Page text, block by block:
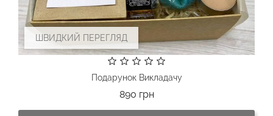
ШВИДКИЙ ПЕРЕГЛЯД
Подарунок Викладачу
890 грнЦіна